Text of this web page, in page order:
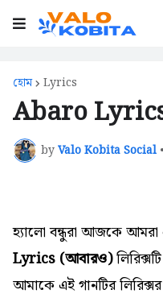
হোম Lyrics
Abaro Lyrics
byValo Kobita Social •
হ্যালো বন্ধুরা আজকে আমরা
Lyrics (আবারও)
আমাকে এই গানটির